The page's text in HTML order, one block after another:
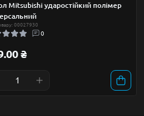
Mitsubishi ударостійкий полімер
00027930
0
₴